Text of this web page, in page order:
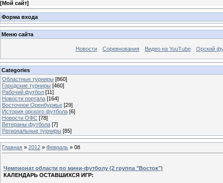
[Мой сайт]
Форма входа
Меню сайта
Новости Соревнования Видео на YouTube Орский
Categories
Областные турниры [860]
Городские турниры [460]
Рабочий футбол [11]
Новости портала [164]
Восточное Оренбуржье [29]
История орского футбола [6]
Новости ОФС [78]
Ветераны футбола [7]
Региональные турниры [85]
Главная » 2012 » Февраль » 08
Чемпионат области по мини-футболу (2 группа "Восток")
КАЛЕНДАРЬ ОСТАВШИХСЯ ИГР: